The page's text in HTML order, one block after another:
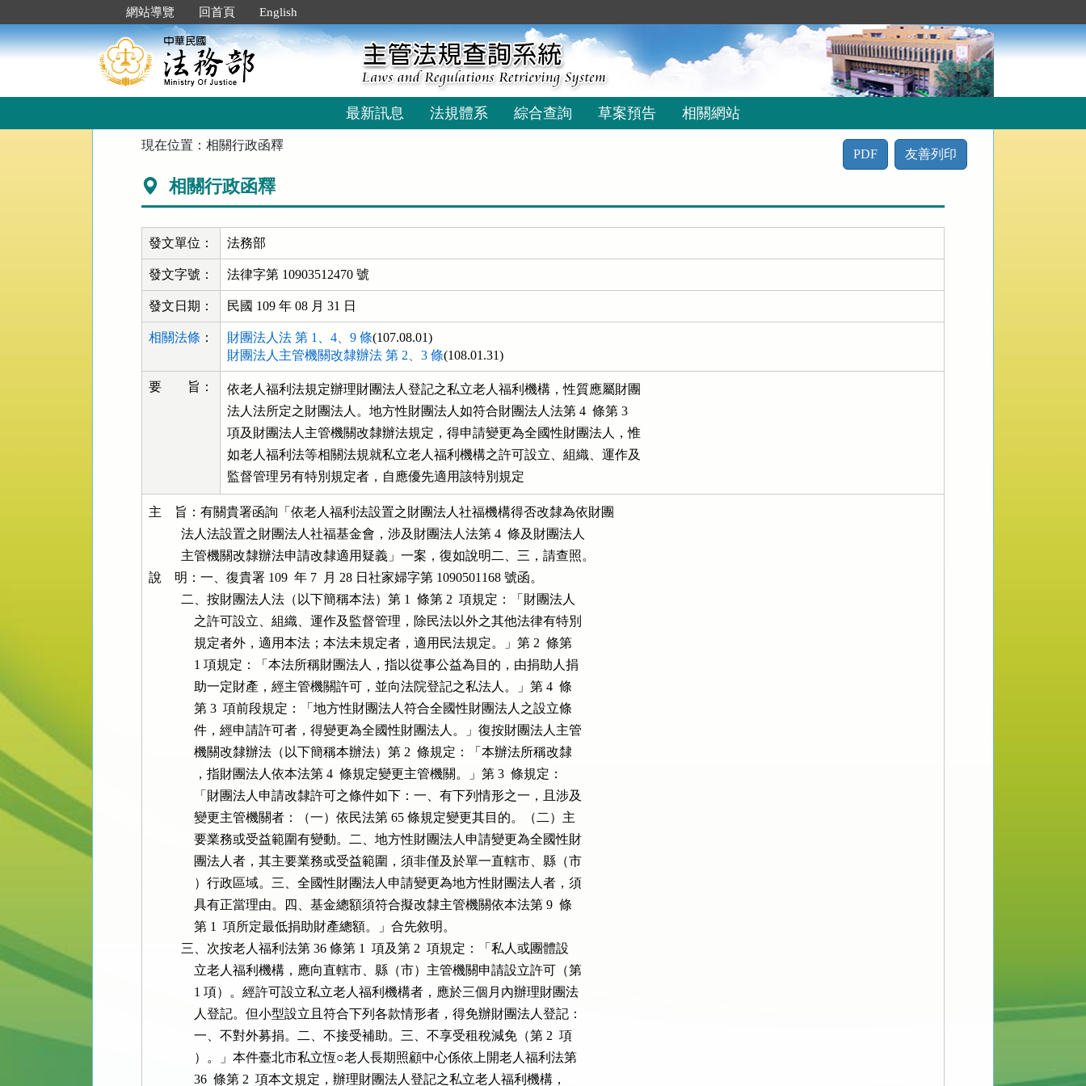
到
主
要
網站導覽 回首頁 English
最新訊息 法規體系 綜合查詢 草案預告 相關網站
現在位置：相關行政函釋
PDF 友善列印
相關行政函釋
發文單位： 法務部
發文字號： 法律字第 10903512470 號
發文日期： 民國 109 年 08 月 31 日
相關法條 ： 財團法人法 第 1、4、9 條(107.08.01)
財團法人主管機關改隸辦法 第 2、3 條(108.01.31)
要 旨：
依老人福利法規定辦理財團法人登記之私立老人福利機構，性質應屬財團
法人法所定之財團法人。地方性財團法人如符合財團法人法第 4  條第 3
項及財團法人主管機關改隸辦法規定，得申請變更為全國性財團法人，惟
如老人福利法等相關法規就私立老人福利機構之許可設立、組織、運作及
監督管理另有特別規定者，自應優先適用該特別規定
主    旨：有關貴署函詢「依老人福利法設置之財團法人社福機構得否改隸為依財團
          法人法設置之財團法人社福基金會，涉及財團法人法第 4  條及財團法人
          主管機關改隸辦法申請改隸適用疑義」一案，復如說明二、三，請查照。
說    明：一、復貴署 109  年 7  月 28 日社家婦字第 1090501168 號函。
          二、按財團法人法（以下簡稱本法）第 1  條第 2  項規定：「財團法人
              之許可設立、組織、運作及監督管理，除民法以外之其他法律有特別
              規定者外，適用本法；本法未規定者，適用民法規定。」第 2  條第
              1 項規定：「本法所稱財團法人，指以從事公益為目的，由捐助人捐
              助一定財產，經主管機關許可，並向法院登記之私法人。」第 4  條
              第 3  項前段規定：「地方性財團法人符合全國性財團法人之設立條
              件，經申請許可者，得變更為全國性財團法人。」復按財團法人主管
              機關改隸辦法（以下簡稱本辦法）第 2  條規定：「本辦法所稱改隸
              ，指財團法人依本法第 4  條規定變更主管機關。」第 3  條規定：
              「財團法人申請改隸許可之條件如下：一、有下列情形之一，且涉及
              變更主管機關者：（一）依民法第 65 條規定變更其目的。（二）主
              要業務或受益範圍有變動。二、地方性財團法人申請變更為全國性財
              團法人者，其主要業務或受益範圍，須非僅及於單一直轄市、縣（市
              ）行政區域。三、全國性財團法人申請變更為地方性財團法人者，須
              具有正當理由。四、基金總額須符合擬改隸主管機關依本法第 9  條
              第 1  項所定最低捐助財產總額。」合先敘明。
          三、次按老人福利法第 36 條第 1  項及第 2  項規定：「私人或團體設
              立老人福利機構，應向直轄市、縣（市）主管機關申請設立許可（第
              1 項）。經許可設立私立老人福利機構者，應於三個月內辦理財團法
              人登記。但小型設立且符合下列各款情形者，得免辦財團法人登記：
              一、不對外募捐。二、不接受補助。三、不享受租稅減免（第 2  項
              ）。」本件臺北市私立恆○老人長期照顧中心係依上開老人福利法第
              36  條第 2  項本文規定，辦理財團法人登記之私立老人福利機構，